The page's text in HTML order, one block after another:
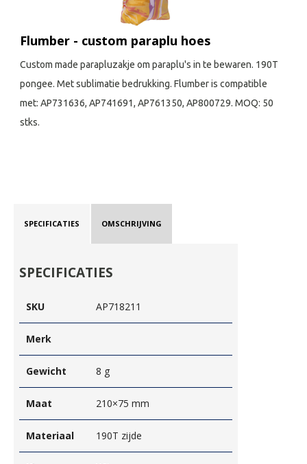
Flumber - custom paraplu hoes
Custom made parapluzakje om paraplu's in te bewaren. 190T
pongee. Met sublimatie bedrukking. Flumber is compatible
met: AP731636, AP741691, AP761350, AP800729. MOQ: 50
stks.
SPECIFICATIES OMSCHRIJVING
SPECIFICATIES
SKU AP718211
Merk
Gewicht 8 g
Maat 210×75 mm
Materiaal 190T zijde